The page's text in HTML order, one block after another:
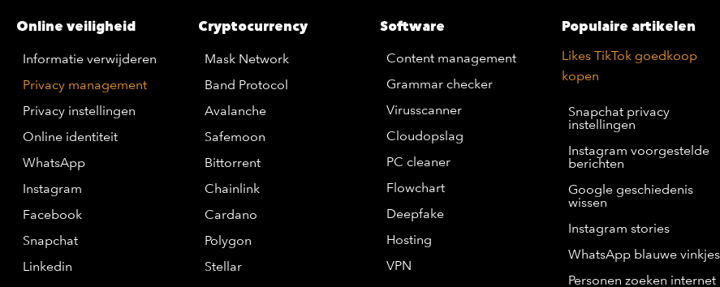
Online veiligheid
Informatie verwijderen
Privacy management
Privacy instellingen
Online identiteit
WhatsApp
Instagram
Facebook
Snapchat
Linkedin
Cryptocurrency
Mask Network
Band Protocol
Avalanche
Safemoon
Bittorrent
Chainlink
Cardano
Polygon
Stellar
Software
Content management
Grammar checker
Virusscanner
Cloudopslag
PC cleaner
Flowchart
Deepfake
Hosting
VPN
Populaire artikelen
Likes TikTok goedkoop
kopen
Snapchat privacy
instellingen
Instagram voorgestelde
berichten
Google geschiedenis
wissen
Instagram stories
WhatsApp blauwe vinkjes
Personen zoeken internet